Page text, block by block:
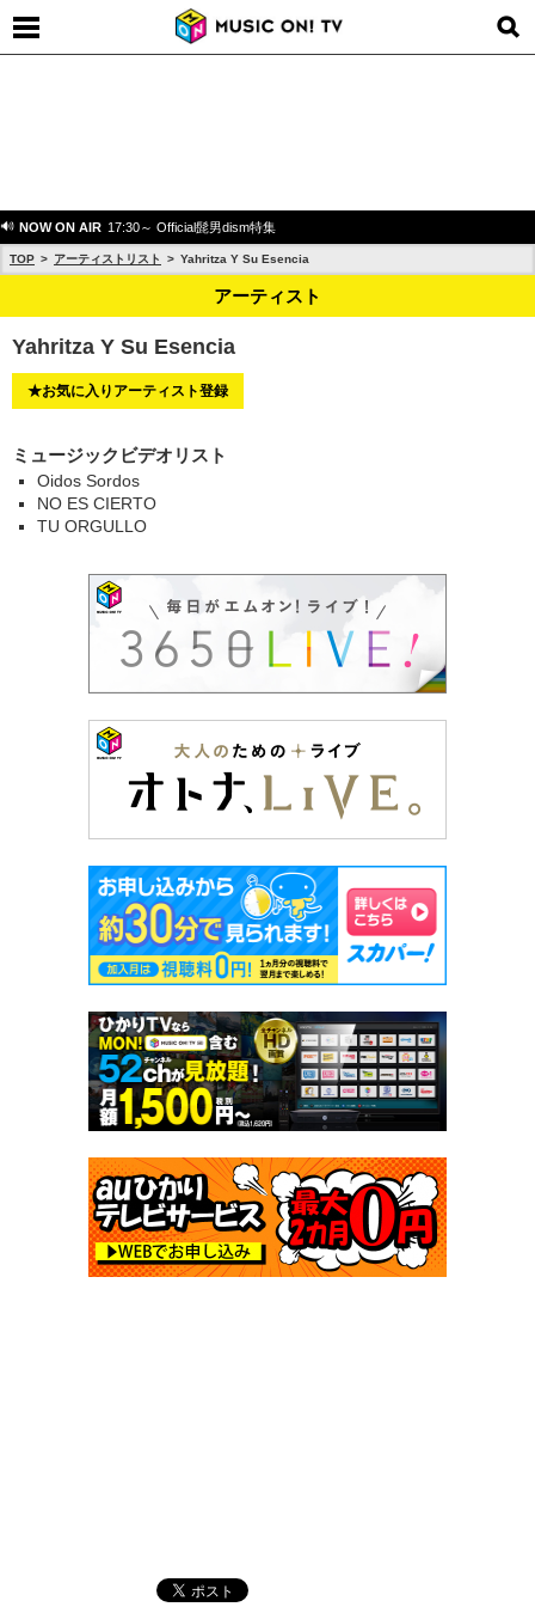
NOW ON AIR 17:30～ Official髭男dism特集
TOP アーティストリスト Yahritza Y Su Esencia
アーティスト
Yahritza Y Su Esencia
★お気に入りアーティスト登録
ミュージックビデオリスト
Oidos Sordos
NO ES CIERTO
TU ORGULLO